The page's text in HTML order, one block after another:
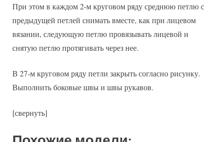
При этом в каждом 2-м круговом ряду среднюю петлю с
предыдущей петлей снимать вместе, как при лицевом
вязании, следующую петлю провязывать лицевой и
снятую петлю протягивать через нее.
В 27-м круговом ряду петли закрыть согласно рисунку.
Выполнить боковые швы и швы рукавов.
[свернуть]